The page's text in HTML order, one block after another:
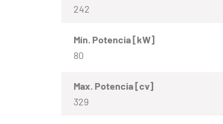
242
Mín. Potencia [kW]
80
Max. Potencia [cv]
329